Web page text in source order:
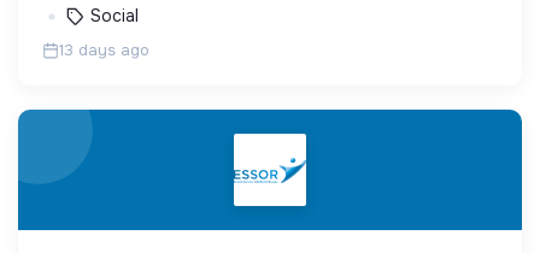
Social
13 days ago